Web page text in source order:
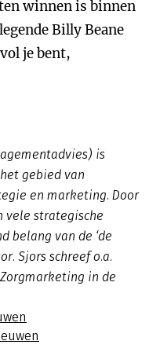
winnen is binnen
Billy Beane
je bent,
is
gebied van
en marketing. Door
vele strategische
belang van de ‘de
Sjors schreef o.a.
in de